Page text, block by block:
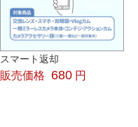
スマート返却
販売価格 680 円